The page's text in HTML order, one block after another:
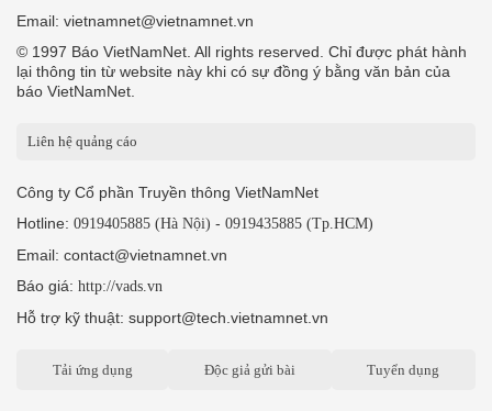
Email: vietnamnet@vietnamnet.vn
© 1997 Báo VietNamNet. All rights reserved. Chỉ được phát hành
lại thông tin từ website này khi có sự đồng ý bằng văn bản của
báo VietNamNet.
Liên hệ quảng cáo
Công ty Cổ phần Truyền thông VietNamNet
Hotline: 0919405885 (Hà Nội) - 0919435885 (Tp.HCM)
Email: contact@vietnamnet.vn
Báo giá: http://vads.vn
Hỗ trợ kỹ thuật: support@tech.vietnamnet.vn
Tải ứng dụng Độc giả gửi bài Tuyển dụng